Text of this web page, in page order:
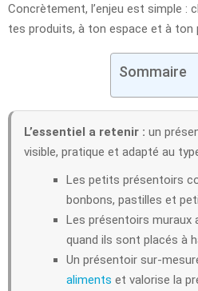
Concrètement, l’enjeu est simple :
tes produits, à ton espace et à ton
Sommaire
L’essentiel a retenir : un
visible, pratique et adapté au
Les petits présentoirs
bonbons, pastilles et
Les présentoirs muraux
quand ils sont placés à
Un présentoir sur-
aliments et valorise la